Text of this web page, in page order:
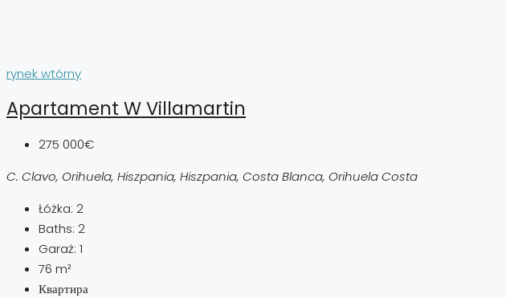
rynek wtórny
Apartament W Villamartin
275 000€
C. Clavo, Orihuela, Hiszpania, Hiszpania, Costa Blanca, Orihuela Costa
Łóżka: 2
Baths: 2
Garaż: 1
76 m²
Квартира